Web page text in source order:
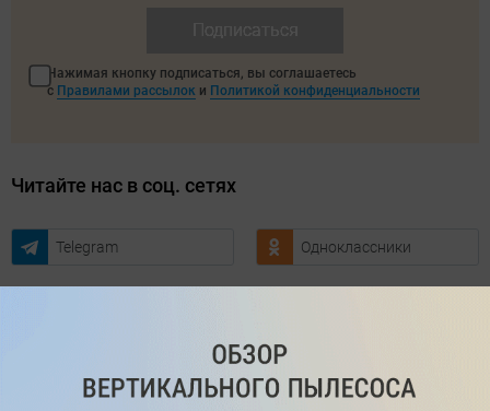
Нажимая кнопку подписаться, вы соглашаетесь
с Правилами рассылок и Политикой конфиденциальности
Читайте нас в соц. сетях
Telegram Одноклассники